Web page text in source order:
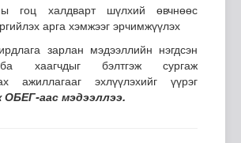
гоц халдварт шүлхий өвчнөөс
арга хэмжээг эрчимжүүлэх
зарлан мэдээллийн нэгдсэн
хаагчдыг бэлтгэж сургаж
ажиллагааг эхлүүлэхийг үүрэг
ОБЕГ-аас мэдээллээ.